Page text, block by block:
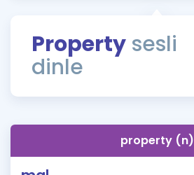
Rehberlik Aracı
ÖSYM Sınav Takvimi
İngilizce Gramer
Property sesli
dinle
property (n)